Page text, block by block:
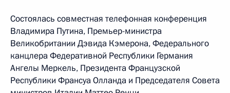
Состоялась совместная телефонная конференция
Владимира Путина, Премьер-министра
Великобритании Дэвида Кэмерона, Федерального
канцлера Федеративной Республики Германия
Ангелы Меркель, Президента Французской
Республики Франсуа Олланда и Председателя Совета